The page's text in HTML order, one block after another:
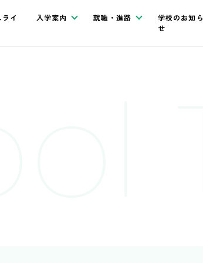
イ
入学案内 就職・進路
学校のお知ら
せ